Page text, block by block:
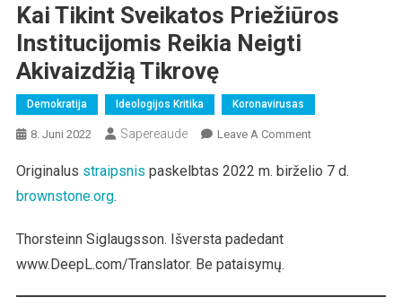
Kai Tikint Sveikatos Priežiūros
Institucijomis Reikia Neigti
Akivaizdžią Tikrovę
Demokratija Ideologijos Kritika Koronavirusas
8. Juni 2022 Sapereaude Leave A CommentOn
Tikint
Akivaizdžią
Originalus straipsnis paskelbtas 2022 m. birželio 7 d.
brownstone.org.
Thorsteinn Siglaugsson. Išversta padedant
www.DeepL.com/Translator. Be pataisymų.